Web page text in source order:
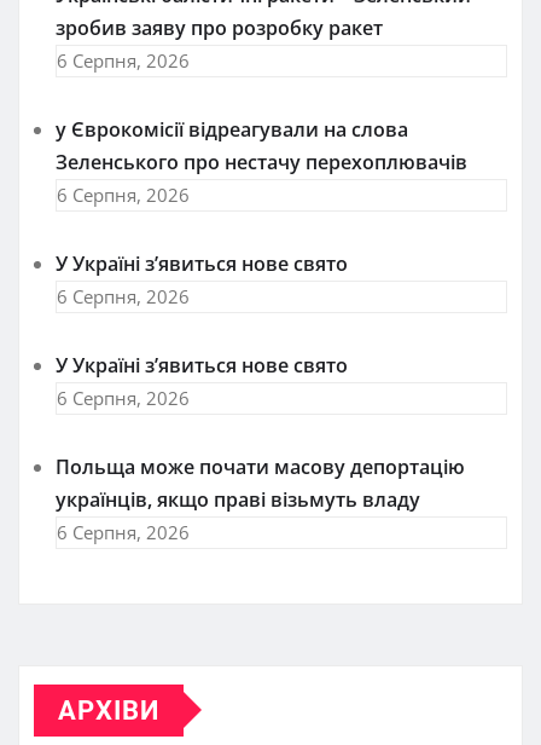
зробив заяву про розробку ракет
6 Серпня, 2026
у Єврокомісії відреагували на слова
Зеленського про нестачу перехоплювачів
6 Серпня, 2026
У Україні з’явиться нове свято
6 Серпня, 2026
У Україні з’явиться нове свято
6 Серпня, 2026
Польща може почати масову депортацію
українців, якщо праві візьмуть владу
6 Серпня, 2026
АРХІВИ